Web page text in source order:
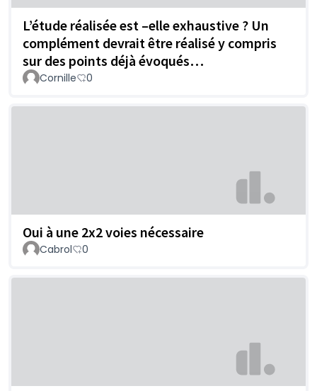
L’étude réalisée est –elle exhaustive ? Un
complément devrait être réalisé y compris
sur des points déjà évoqués…
Cornille 0
Oui à une 2x2 voies nécessaire
Cabrol 0